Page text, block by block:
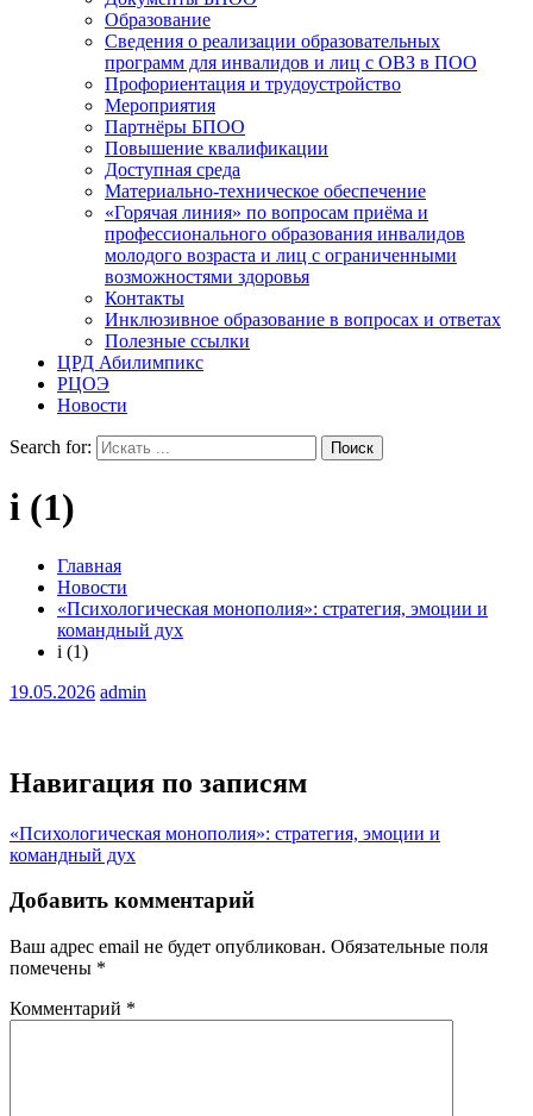
Образование
Сведения о реализации образовательных
программ для инвалидов и лиц с ОВЗ в ПОО
Профориентация и трудоустройство
Мероприятия
Партнёры БПОО
Повышение квалификации
Доступная среда
Материально-техническое обеспечение
«Горячая линия» по вопросам приёма и
профессионального образования инвалидов
молодого возраста и лиц с ограниченными
возможностями здоровья
Контакты
Инклюзивное образование в вопросах и ответах
Полезные ссылки
ЦРД Абилимпикс
РЦОЭ
Новости
Search for:
i (1)
Главная
Новости
«Психологическая монополия»: стратегия, эмоции и
командный дух
i (1)
19.05.2026 admin
Навигация по записям
«Психологическая монополия»: стратегия, эмоции и
командный дух
Добавить комментарий
Ваш адрес email не будет опубликован. Обязательные поля
помечены *
Комментарий *